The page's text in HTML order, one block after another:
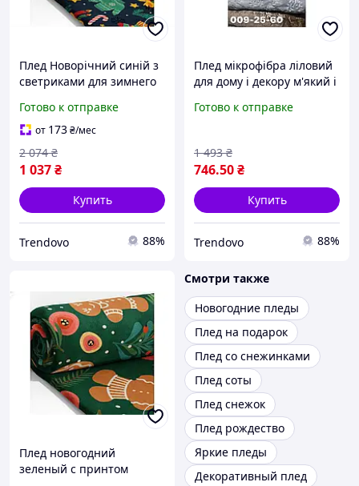
Плед Новорічний синій з
светриками для зимнего
Готово к отправке
от 173₴/мес
1 037₴
2 074 ₴
Купить
Trendovo 88%
Плед мікрофібра ліловий
для дому і декору м'який і
виріб
Готово к отправке
746.50₴
1 493 ₴
Купить
Trendovo 88%
Плед новогодний
зеленый с принтом
Смотри также
Новогодние пледы
Плед на подарок
Плед со снежинками
Плед соты
Плед снежок
Плед рождество
Яркие пледы
Декоративный плед